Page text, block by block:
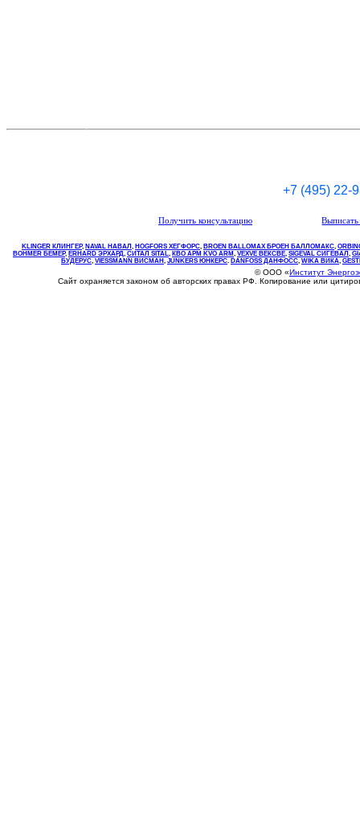
+7 (495) 22-
Получить консультацию
KLINGER КЛИНГЕР, NAVAL НАВАЛ , НOGFORS ХЕГФОРС, BROEN BALLOMAX БРОЕН БАЛЛОМАКС,
BOHMER БЕМЕР, ERHARD ЭРХАРД, СИТАЛ SITAL, КВО АРМ KVO ARM, VEXVE ВЕКСВЕ, SIGEVAL СИГЕВАЛ ,
БУДЕРУС, VIESSMANN ВИСМАН , JUNKERS ЮНКЕРС. DANFOSS ДАНФОСС, WIKA ВИКА,
© ООО «Институт
Сайт охраняется законом об авторских правах РФ. Копирование или